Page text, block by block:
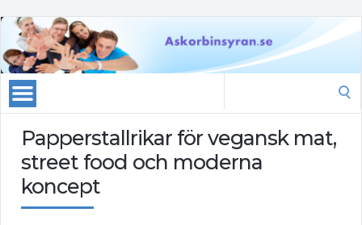
Papperstallrikar för vegansk mat,
street food och moderna
koncept